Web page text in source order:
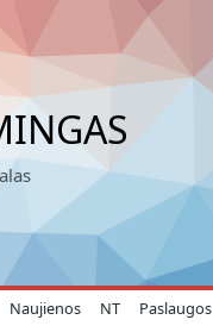
Naujienos NT
Paslaugos